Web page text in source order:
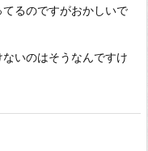
るのですがおかしいで
いのはそうなんですけ